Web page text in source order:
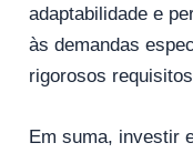
adaptabilidade e
às demandas
rigorosos
Em suma, investir